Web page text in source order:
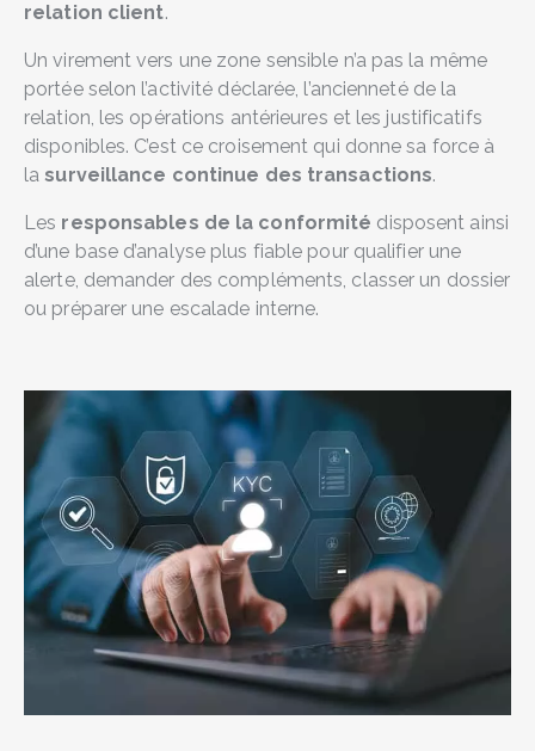
relation client.
Un virement vers une zone sensible n’a pas la même
portée selon l’activité déclarée, l’ancienneté de la
relation, les opérations antérieures et les justificatifs
disponibles. C’est ce croisement qui donne sa force à
lasurveillance continue des transactions.
Les responsables de la conformité disposent ainsi
d’une base d’analyse plus fiable pour qualifier une
alerte, demander des compléments, classer un dossier
ou préparer une escalade interne.